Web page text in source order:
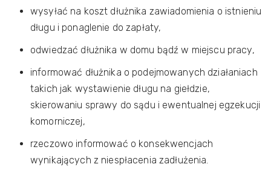
wysyłać na koszt dłużnika zawiadomienia o istnieniu
długu i ponaglenie do zapłaty,
odwiedzać dłużnika w domu bądź w miejscu pracy,
informować dłużnika o podejmowanych działaniach
takich jak wystawienie długu na giełdzie,
skierowaniu sprawy do sądu i ewentualnej egzekucji
komorniczej,
rzeczowo informować o konsekwencjach
wynikających z niespłacenia zadłużenia.